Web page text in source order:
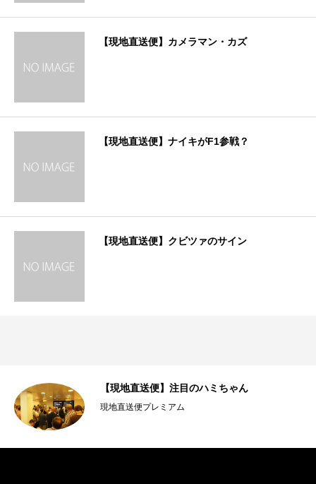
【現地直送便】カメラマン・カズ
【現地直送便】ナイキがF1参戦？
【現地直送便】クビツァのサイン
【現地直送便】注目のハミちゃん
現地直送便プレミアム